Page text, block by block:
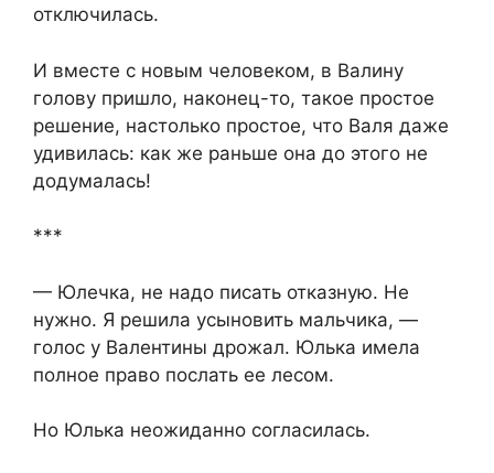
отключилась.
И вместе с новым человеком, в Валину
голову пришло, наконец-то, такое простое
решение, настолько простое, что Валя даже
удивилась: как же раньше она до этого не
додумалась!
***
— Юлечка, не надо писать отказную. Не
нужно. Я решила усыновить мальчика, —
голос у Валентины дрожал. Юлька имела
полное право послать ее лесом.
Но Юлька неожиданно согласилась.